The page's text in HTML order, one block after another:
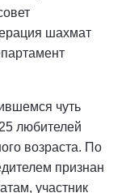
шахмат
чуть
любителей
возраста. По
признан
участник